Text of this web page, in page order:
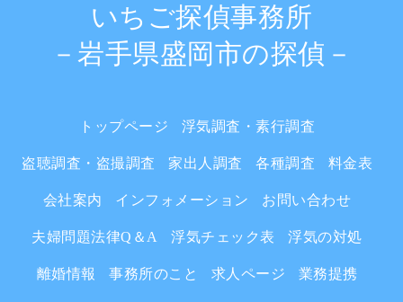
いちご探偵事務所
－岩手県盛岡市の探偵－
トップページ 浮気調査・素行調査
盗聴調査・盗撮調査 家出人調査 各種調査 料金表
会社案内 インフォメーション お問い合わせ
夫婦問題法律Q＆A 浮気チェック表 浮気の対処
離婚情報 事務所のこと 求人ページ 業務提携